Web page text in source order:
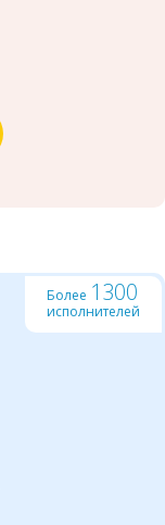
Более 1300
исполнителей